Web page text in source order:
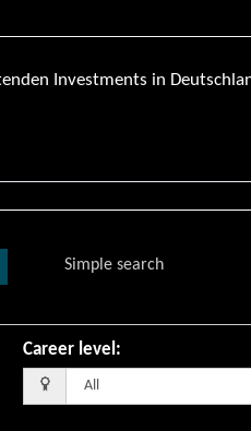
Investments in
Simple search
Career level :